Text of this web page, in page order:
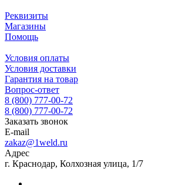
Реквизиты
Магазины
Помощь
Условия оплаты
Условия доставки
Гарантия на товар
Вопрос-ответ
8 (800) 777-00-72
8 (800) 777-00-72
Заказать звонок
E-mail
zakaz@1weld.ru
Адрес
г. Краснодар, Колхозная улица, 1/7